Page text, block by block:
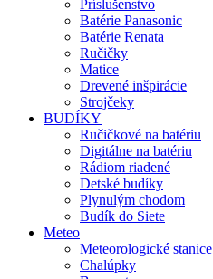
Príslušenstvo
Batérie Panasonic
Batérie Renata
Ručičky
Matice
Drevené inšpirácie
Strojčeky
BUDÍKY
Ručičkové na batériu
Digitálne na batériu
Rádiom riadené
Detské budíky
Plynulým chodom
Budík do Siete
Meteo
Meteorologické stanice
Chalúpky